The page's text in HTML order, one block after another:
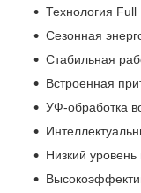
Технология
Сезонная
Стабильная
Встроенная
УФ-обработка
Низкий